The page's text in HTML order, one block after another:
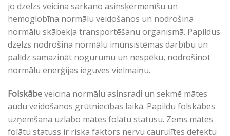
jo dzelzs veicina sarkano asinsķermenīšu un
hemoglobīna normālu veidošanos un nodrošina
normālu skābekļa transportēšanu organismā. Papildus
dzelzs nodrošina normālu imūnsistēmas darbību un
palīdz samazināt nogurumu un nespēku, nodrošinot
normālu enerģijas ieguves vielmaiņu.
Folskābeveicina normālu asinsradi un sekmē mātes
audu veidošanos grūtniecības laikā. Papildu folskābes
uzņemšana uzlabo mātes folātu statusu. Zems mātes
folātu statuss ir riska faktors nervu caurulītes defektu